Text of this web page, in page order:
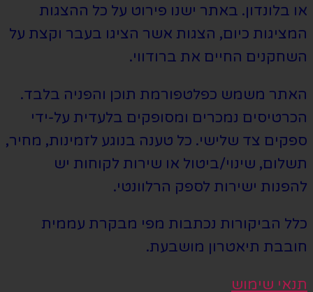
או בלונדון. באתר ישנו פירוט על כל ההצגות
המציגות כיום, הצגות אשר הציגו בעבר וקצת על
השחקנים החיים את ברודווי.
האתר משמש כפלטפורמת תוכן והפניה בלבד.
הכרטיסים נמכרים ומסופקים בלעדית על-ידי
ספקים צד שלישי. כל טענה בנוגע לזמינות, מחיר,
תשלום, שינוי/ביטול או שירות לקוחות יש
להפנות ישירות לספק הרלוונטי.
כלל הביקורות נכתבות מפי מבקרת עממית
חובבת תיאטרון מושבעת.
תנאי שימוש